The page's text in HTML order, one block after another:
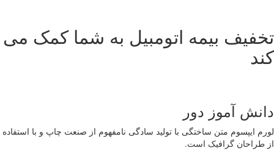
تخفیف بیمه اتومبیل به شما کمک می
کند
دانش آموز دور
لورم ایپسوم متن ساختگی با تولید سادگی نامفهوم از صنعت چاپ و با استفاده
از طراحان گرافیک است.